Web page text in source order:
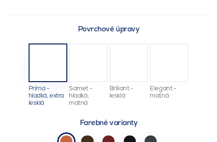
Povrchové úpravy
Prima -
hladká, extra
lesklá
Samet -
hladká,
matná
Briliant -
lesklá
Elegant -
matná
Farebné varianty